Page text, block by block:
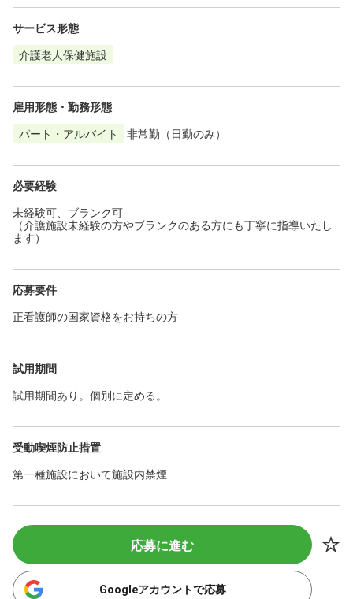
サービス形態
介護老人保健施設
雇用形態・勤務形態
パート・アルバイト
非常勤（日勤のみ）
必要経験
未経験可、ブランク可
（介護施設未経験の方やブランクのある方にも丁寧に指導いたし
ます）
応募要件
正看護師の国家資格をお持ちの方
試用期間
試用期間あり。個別に定める。
受動喫煙防止措置
第一種施設において施設内禁煙
応募に進む
Googleアカウントで応募